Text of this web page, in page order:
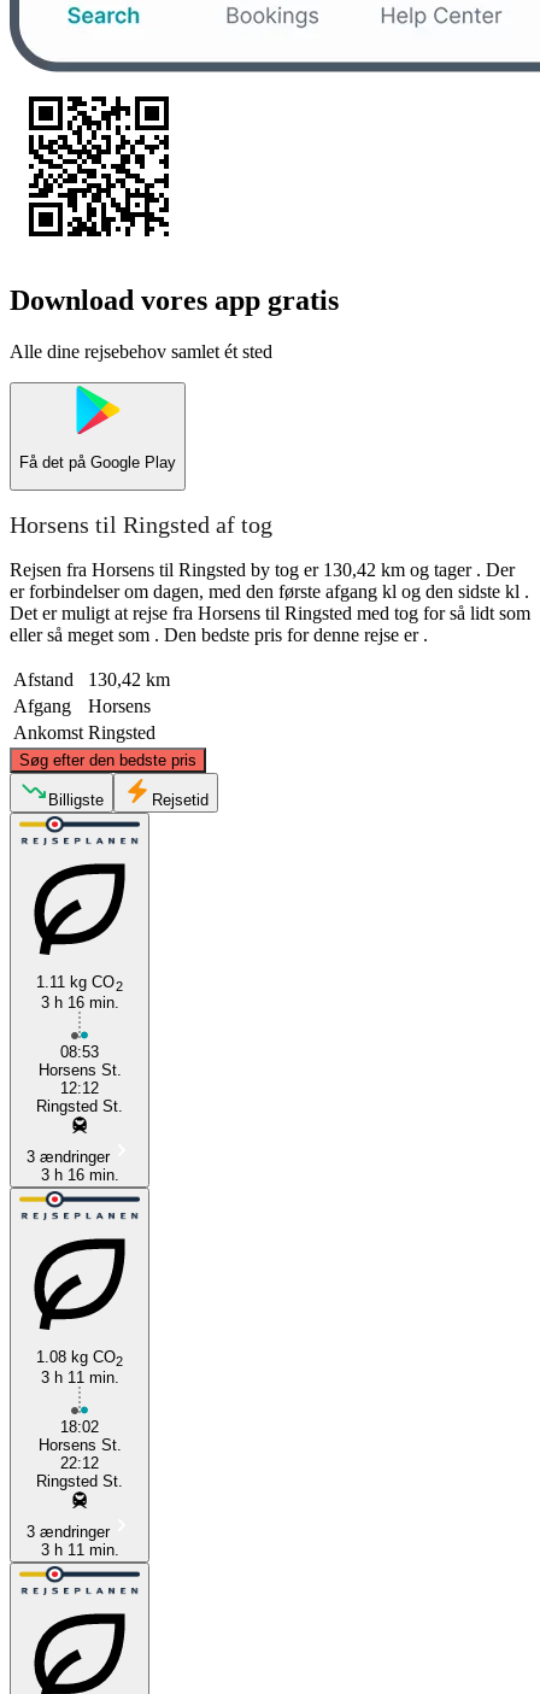
Download vores app gratis
Alle dine rejsebehov samlet ét sted
Få det på Google Play
Horsens til Ringsted af tog
Rejsen fra Horsens til Ringsted by tog er 130,42 km og tager . Der
er forbindelser om dagen, med den første afgang kl og den sidste kl .
Det er muligt at rejse fra Horsens til Ringsted med tog for så lidt som
eller så meget som . Den bedste pris for denne rejse er .
Afstand
130,42 km
Afgang
Horsens
Ankomst Ringsted
Søg efter den bedste pris
Horsens
Billigste Rejsetid
1.11 kg CO2
3 h 16 min.
08:53
Horsens St.
12:12
Ringsted St.
3 ændringer
3 h 16 min.
1.08 kg CO2
3 h 11 min.
18:02
Horsens St.
22:12
Ringsted St.
3 ændringer
3 h 11 min.